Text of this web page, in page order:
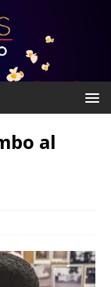
al